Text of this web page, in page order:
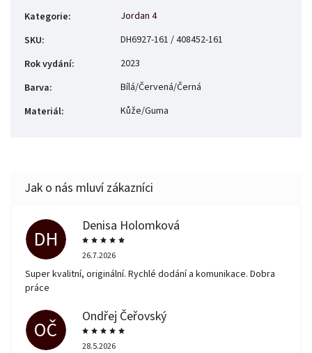
Kategorie:
Jordan 4
SKU:
DH6927-161 / 408452-161
Rok vydání:
2023
Barva:
Bílá/Červená/Černá
Materiál: Kůže/Guma
DH
Denisa Holomková
26.7.2026
Super kvalitní, originální. Rychlé dodání a komunikace. Dobra
práce
OČ
Ondřej Čeřovský
28.5.2026